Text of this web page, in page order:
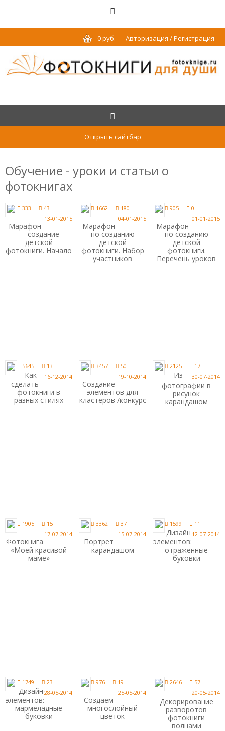
Авторизация / Регистрация
-0руб.
Открыть сайтбар
Обучение - уроки и статьи о
фотокнигах
333
43
13-01-2015
Марафон
— создание
детской
фотокниги. Начало
1662
180
04-01-2015
Марафон
по созданию
детской
фотокниги. Набор
участников
905
0
01-01-2015
Марафон
по созданию
детской
фотокниги.
Перечень уроков
5645
13
16-12-2014
Как
сделать
фотокниги в
разных стилях
3457
50
19-10-2014
Создание
элементов для
кластеров /конкурс
2125
17
30-07-2014
Из
фотографии в
рисунок
карандашом
1905
15
17-07-2014
Фотокнига
«Моей красивой
маме»
3362
37
15-07-2014
Портрет
карандашом
1599
11
12-07-2014
Дизайн
элементов:
отраженные
буковки
1749
23
28-05-2014
Дизайн
элементов:
мармеладные
буковки
976
19
25-05-2014
Создаём
многослойный
цветок
2646
57
20-05-2014
Декорирование
разворотов
фотокниги
волнами